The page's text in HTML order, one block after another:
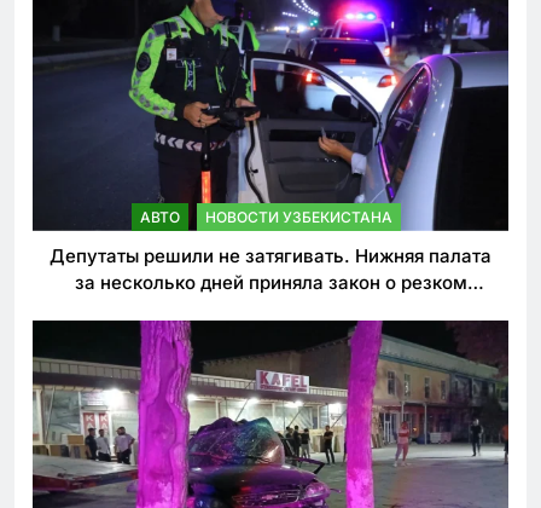
АВТО НОВОСТИ УЗБЕКИСТАНА
Депутаты решили не затягивать. Нижняя палата
за несколько дней приняла закон о резком